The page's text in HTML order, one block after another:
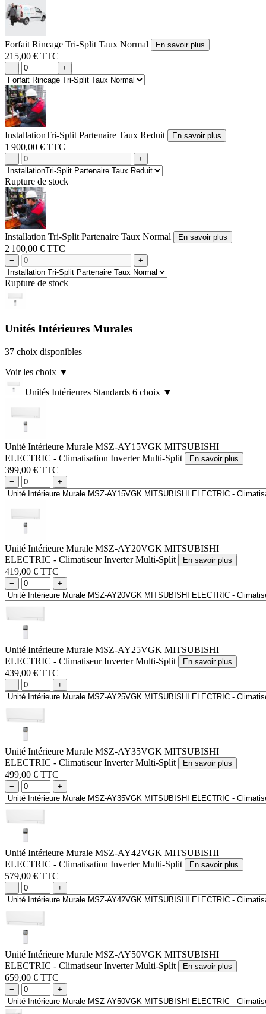
Forfait Rincage Tri-Split Taux Normal En savoir plus
215,00 € TTC
− +
InstallationTri-Split Partenaire Taux Reduit En savoir plus
1 900,00 € TTC
− +
Rupture de stock
Installation Tri-Split Partenaire Taux Normal En savoir plus
2 100,00 € TTC
− +
Rupture de stock
Unités Intérieures Murales
37 choix disponibles
Voir les choix ▼
Unités Intérieures Standards 6 choix ▼
Unité Intérieure Murale MSZ-AY15VGK MITSUBISHI
ELECTRIC - Climatisation Inverter Multi-Split
En savoir plus
399,00 € TTC
− +
Unité Intérieure Murale MSZ-AY20VGK MITSUBISHI
ELECTRIC - Climatiseur Inverter Multi-Split
En savoir plus
419,00 € TTC
− +
Unité Intérieure Murale MSZ-AY25VGK MITSUBISHI
ELECTRIC - Climatiseur Inverter Multi-Split
En savoir plus
439,00 € TTC
− +
Unité Intérieure Murale MSZ-AY35VGK MITSUBISHI
ELECTRIC - Climatiseur Inverter Multi-Split
En savoir plus
499,00 € TTC
− +
Unité Intérieure Murale MSZ-AY42VGK MITSUBISHI
ELECTRIC - Climatisation Inverter Multi-Split
En savoir plus
579,00 € TTC
− +
Unité Intérieure Murale MSZ-AY50VGK MITSUBISHI
ELECTRIC - Climatiseur Inverter Multi-Split
En savoir plus
659,00 € TTC
− +